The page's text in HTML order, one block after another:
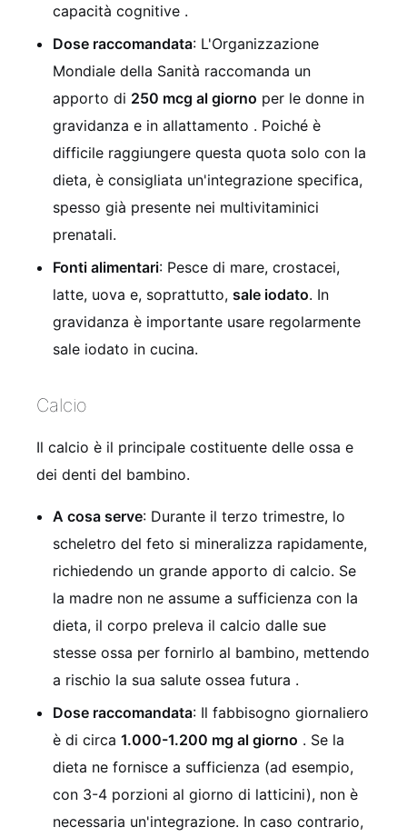
capacità cognitive .
Dose raccomandata: L'Organizzazione
Mondiale della Sanità raccomanda un
apporto di 250 mcg al giorno per le donne in
gravidanza e in allattamento . Poiché è
difficile raggiungere questa quota solo con la
dieta, è consigliata un'integrazione specifica,
spesso già presente nei multivitaminici
prenatali.
Fonti alimentari: Pesce di mare, crostacei,
latte, uova e, soprattutto, sale iodato. In
gravidanza è importante usare regolarmente
sale iodato in cucina.
Calcio
Il calcio è il principale costituente delle ossa e
dei denti del bambino.
A cosa serve: Durante il terzo trimestre, lo
scheletro del feto si mineralizza rapidamente,
richiedendo un grande apporto di calcio. Se
la madre non ne assume a sufficienza con la
dieta, il corpo preleva il calcio dalle sue
stesse ossa per fornirlo al bambino, mettendo
a rischio la sua salute ossea futura .
Dose raccomandata: Il fabbisogno giornaliero
è di circa 1.000-1.200 mg al giorno . Se la
dieta ne fornisce a sufficienza (ad esempio,
con 3-4 porzioni al giorno di latticini), non è
necessaria un'integrazione. In caso contrario,